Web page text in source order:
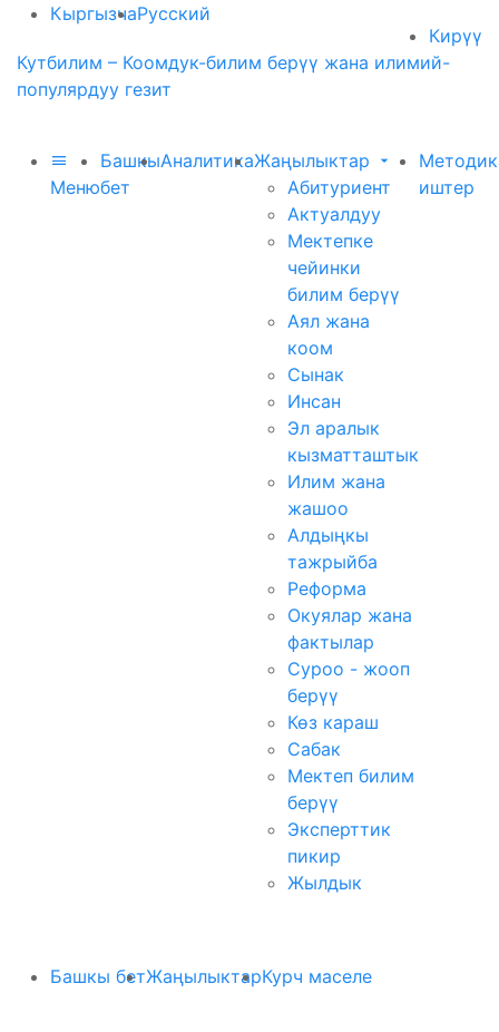
КыргызчаРусский
Кирүү
Кутбилим – Коомдук-билим берүү жана илимий-
популярдуу гезит
Меню
Башкы
бет
АналитикаЖаңылыктар
Абитуриент
Актуалдуу
Мектепке
чейинки
билим берүү
Аял жана
коом
Сынак
Инсан
Эл аралык
кызматташтык
Илим жана
жашоо
Алдыңкы
тажрыйба
Реформа
Окуялар жана
фактылар
Суроо - жооп
берүү
Көз караш
Сабак
Мектеп билим
берүү
Эксперттик
пикир
Жылдык
иштер
Башкы бетЖаңылыктарКурч маселе